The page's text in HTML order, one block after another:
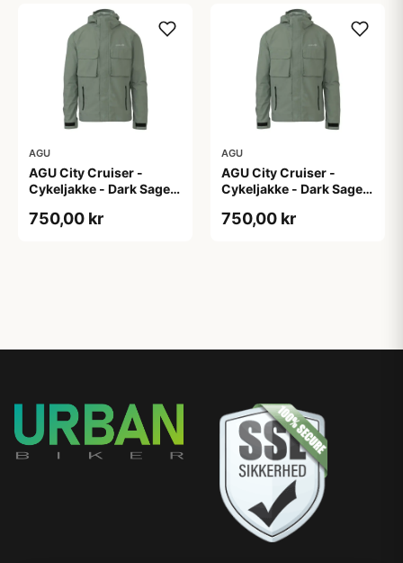
AGU
AGU City Cruiser -
Cykeljakke - Dark Sage -
750,00 kr
AGU
AGU City Cruiser -
Cykeljakke - Dark Sage -
750,00 kr